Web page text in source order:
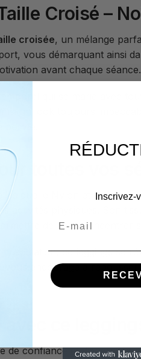
Croisé –
croisée, un mélange
vous démarquant ainsi
avant chaque séance.
qui se marie avec
un look toujours
toutes vos
que le Nylon et le
activités physiques. Son
de vous concentrer
ce leggings se
encourage à
ce
confiance et d’énergie
Inscrivez-